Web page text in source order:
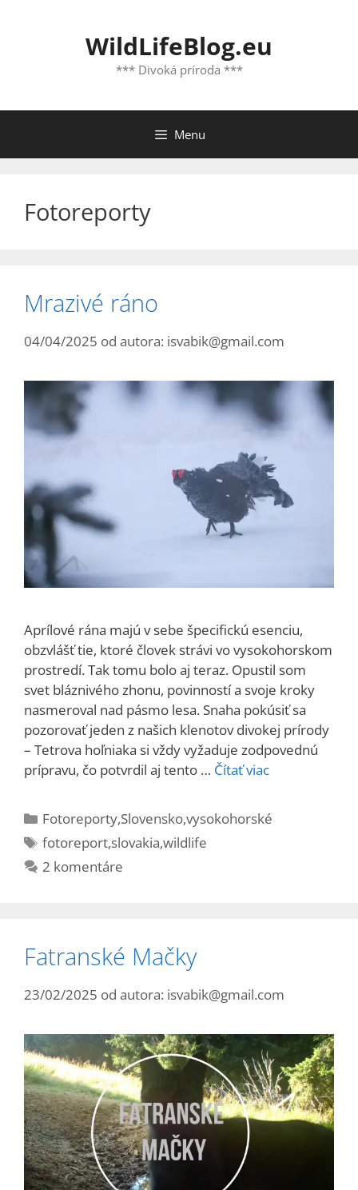
WildLifeBlog.eu
*** Divoká príroda ***
Menu
Fotoreporty
Mrazivé ráno
04/04/2025 od autora: isvabik@gmail.com
Aprílové rána majú v sebe špecifickú esenciu,
obzvlášť tie, ktoré človek strávi vo vysokohorskom
prostredí. Tak tomu bolo aj teraz. Opustil som
svet bláznivého zhonu, povinností a svoje kroky
nasmeroval nad pásmo lesa. Snaha pokúsiť sa
pozorovať jeden z našich klenotov divokej prírody
– Tetrova hoľniaka si vždy vyžaduje zodpovednú
prípravu, čo potvrdil aj tento … Čítať viac
Kategórie
Fotoreporty,Slovensko,vysokohorské
Značky
fotoreport,slovakia,wildlife
2 komentáre
Fatranské Mačky
23/02/2025 od autora: isvabik@gmail.com